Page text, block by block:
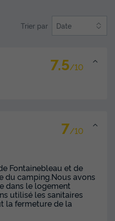
Trier par Date
7.5/10
7/10
Fontainebleau et de
du camping.Nous avons
dans le logement
utilisé les sanitaires
la fermeture de la